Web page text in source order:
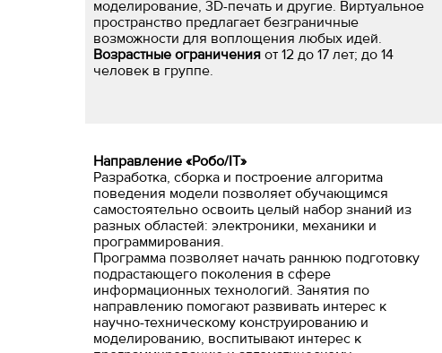
моделирование, 3D-печать и другие. Виртуальное
пространство предлагает безграничные
возможности для воплощения любых идей.
Возрастные ограниченияот 12 до 17 лет; до 14
человек в группе.
Направление «Робо/IT»
Разработка, сборка и построение алгоритма
поведения модели позволяет обучающимся
самостоятельно освоить целый набор знаний из
разных областей: электроники, механики и
программирования.
Программа позволяет начать раннюю подготовку
подрастаю­щего поколения в сфере
информационных технологий. Занятия по
направлению помогают развивать интерес к
научно-техническому конструированию и
моделированию, воспитывают интерес к